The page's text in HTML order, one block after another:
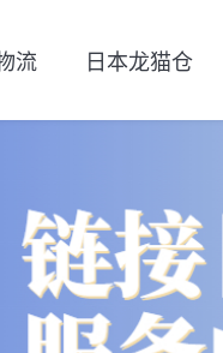
流 日本龙猫仓